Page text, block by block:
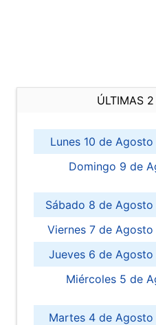
ÚLTIMAS
Lunes 10 de
Domingo 9 de
Sábado 8 de
Viernes 7 de
Jueves 6 de
Miércoles 5 de
Martes 4 de